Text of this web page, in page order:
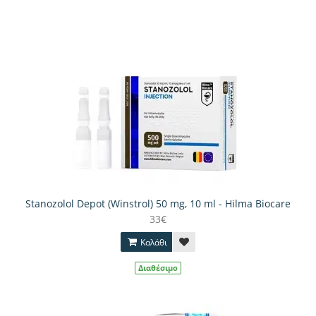
Stanozolol Depot (Winstrol) 50 mg, 10 ml - Hilma Biocare
33€
Καλάθι
Διαθέσιμο